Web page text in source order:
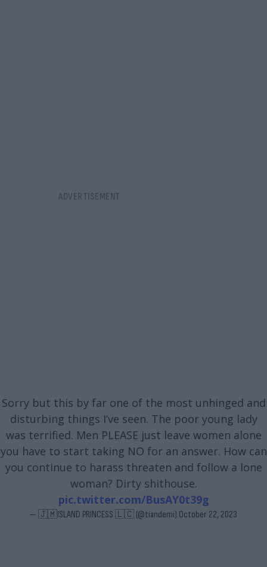
Sorry but this by far one of the most unhinged and
disturbing things I’ve seen. The poor young lady
was terrified. Men PLEASE just leave women alone
you have to start taking NO for an answer. How can
you continue to harass threaten and follow a lone
woman? Dirty shithouse.
pic.twitter.com/BusAY0t39g
— 🇯🇲ISLAND PRINCESS 🇱🇨 (@tiandemi) October 22, 2023